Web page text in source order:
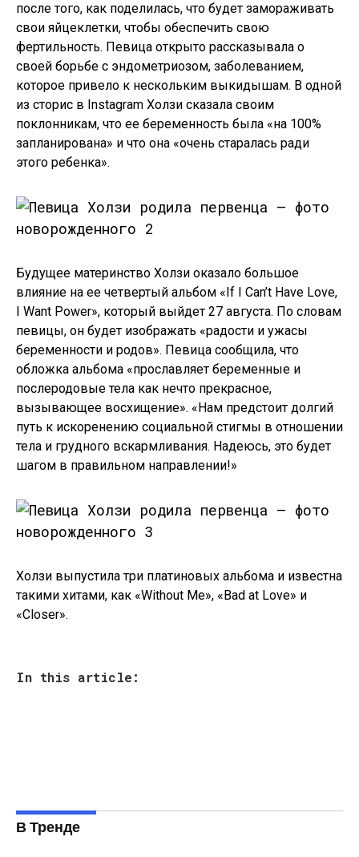
после того, как поделилась, что будет замораживать
свои яйцеклетки, чтобы обеспечить свою
фертильность. Певица открыто рассказывала о
своей борьбе с эндометриозом, заболеванием,
которое привело к нескольким выкидышам. В одной
из сторис в Instagram Холзи сказала своим
поклонникам, что ее беременность была «на 100%
запланирована» и что она «очень старалась ради
этого ребенка».
Будущее материнство Холзи оказало большое
влияние на ее четвертый альбом «If I Can’t Have Love,
I Want Power», который выйдет 27 августа. По словам
певицы, он будет изображать «радости и ужасы
беременности и родов». Певица сообщила, что
обложка альбома «прославляет беременные и
послеродовые тела как нечто прекрасное,
вызывающее восхищение». «Нам предстоит долгий
путь к искоренению социальной стигмы в отношении
тела и грудного вскармливания. Надеюсь, это будет
шагом в правильном направлении!»
Холзи выпустила три платиновых альбома и известна
такими хитами, как «Without Me», «Bad at Love» и
«Closer».
In this article:
В Тренде